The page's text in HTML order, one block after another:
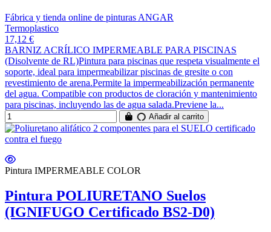
Fábrica y tienda online de pinturas ANGAR
Termoplastico
17,12 €
BARNIZ ACRÍLICO IMPERMEABLE PARA PISCINAS
(Disolvente de RL)Pintura para piscinas que respeta visualmente el
soporte, ideal para impermeabilizar piscinas de gresite o con
revestimiento de arena.Permite la impermeabilización permanente
del agua. Compatible con productos de cloración y mantenimiento
para piscinas, incluyendo las de agua salada.Previene la...
Añadir al carrito
Pintura IMPERMEABLE COLOR
Pintura POLIURETANO Suelos
(IGNIFUGO Certificado BS2-D0)